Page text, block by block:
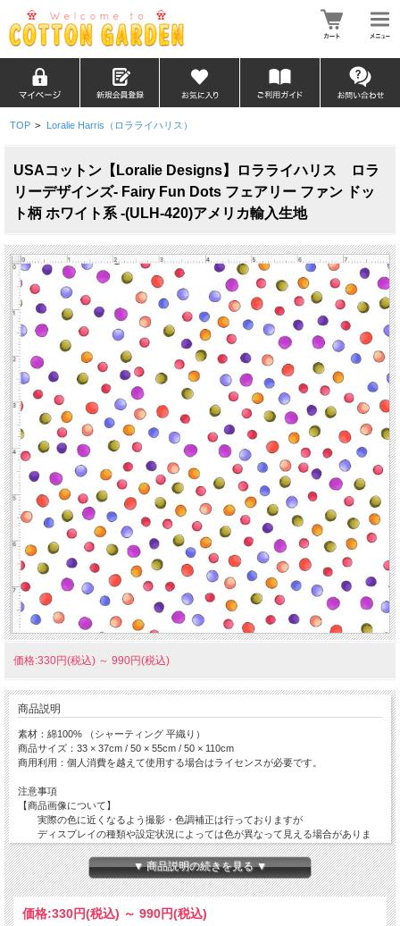
TOP > Loralie Harris（ロラライハリス）
USAコットン【Loralie Designs】ロラライハリス ロラ
リーデザインズ- Fairy Fun Dots フェアリー ファン ドッ
ト柄 ホワイト系 -(ULH-420)アメリカ輸入生地
価格:330円(税込) ～ 990円(税込)
商品説明
素材：綿100% （シャーティング 平織り）
商品サイズ：33 × 37cm / 50 × 55cm / 50 × 110cm
商用利用：個人消費を越えて使用する場合はライセンスが必要です。
注意事項
【商品画像について】
実際の色に近くなるよう撮影・色調補正は行っておりますが
ディスプレイの種類や設定状況によっては色が異なって見える場合がありま
す。
【ご注文数量と商品サイズについて】
・50 x 110 cm 以外の商品
全て掲載サイズにてカットされております。
複数枚でご注文を頂いても繋がった状態の商品でのお届けとはなりません。
▼ 商品説明の続きを見る ▼
価格:330円(税込) ～ 990円(税込)